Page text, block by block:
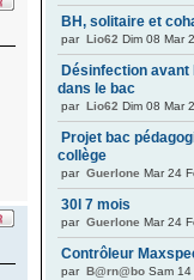
BH, solitaire et
par Lio62 Dim 08 Mar
Désinfection avant
dans le bac
par Lio62 Dim 08 Mar
Projet bac
collège
par Guerlone Mar 24
30l 7 mois
par Guerlone Mar 24
Contrôleur
par B@rn@bo Sam